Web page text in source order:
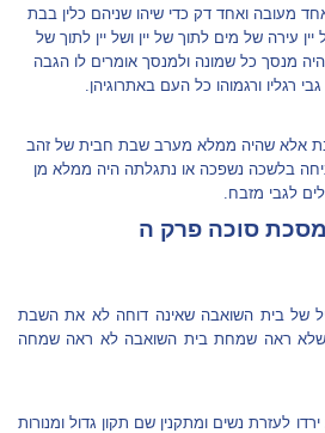
אחד מעובה ואחד דק כדי שיהו שניהם כלין בבת
עירה של מים לתוך של יין ושל יין לתוך של
היה מנסך כל שמונה ולמנסך אומרים לו הגבה
רגליו ורגמוהו כל העם באתרוגיהן.
אלא שהיה ממלא מערב שבת חבית של זהב
בלשכה נשפכה או נתגלתה היה ממלא מן
לגבי מזבח.
סוכה פרק ה
של בית השואבה שאינה דוחה לא את השבת
שלא ראה שמחת בית השואבה לא ראה שמחה
לעזרת נשים ומתקנין שם תקון גדול ומנורות